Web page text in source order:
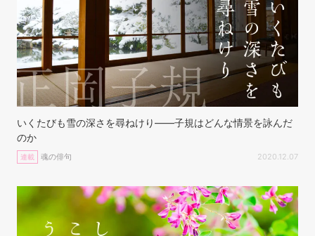
いくたびも雪の深さを尋ねけり——子規はどんな情景を詠んだ
のか
連載 魂の俳句 2020.12.07